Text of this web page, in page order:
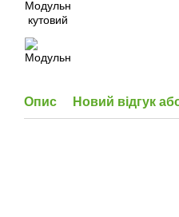
Опис Новий відгук